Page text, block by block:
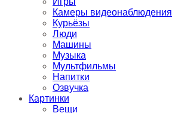
Камеры видеонаблюдения
Курьёзы
Люди
Машины
Музыка
Мультфильмы
Напитки
Озвучка
Картинки
Вещи